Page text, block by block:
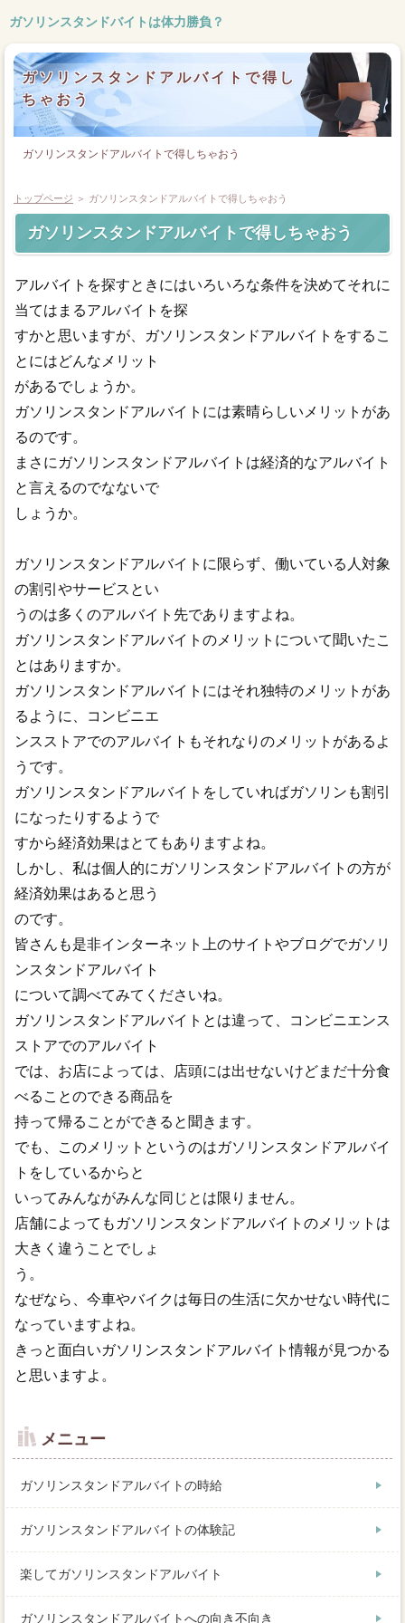
ガソリンスタンドバイトは体力勝負？
ガソリンスタンドアルバイトで得し
ちゃおう
ガソリンスタンドアルバイトで得しちゃおう
トップページ ＞ ガソリンスタンドアルバイトで得しちゃおう
ガソリンスタンドアルバイトで得しちゃおう
アルバイトを探すときにはいろいろな条件を決めてそれに
当てはまるアルバイトを探
すかと思いますが、ガソリンスタンドアルバイトをするこ
とにはどんなメリット
があるでしょうか。
ガソリンスタンドアルバイトには素晴らしいメリットがあ
るのです。
まさにガソリンスタンドアルバイトは経済的なアルバイト
と言えるのでなないで
しょうか。
ガソリンスタンドアルバイトに限らず、働いている人対象
の割引やサービスとい
うのは多くのアルバイト先でありますよね。
ガソリンスタンドアルバイトのメリットについて聞いたこ
とはありますか。
ガソリンスタンドアルバイトにはそれ独特のメリットがあ
るように、コンビニエ
ンスストアでのアルバイトもそれなりのメリットがあるよ
うです。
ガソリンスタンドアルバイトをしていればガソリンも割引
になったりするようで
すから経済効果はとてもありますよね。
しかし、私は個人的にガソリンスタンドアルバイトの方が
経済効果はあると思う
のです。
皆さんも是非インターネット上のサイトやブログでガソリ
ンスタンドアルバイト
について調べてみてくださいね。
ガソリンスタンドアルバイトとは違って、コンビニエンス
ストアでのアルバイト
では、お店によっては、店頭には出せないけどまだ十分食
べることのできる商品を
持って帰ることができると聞きます。
でも、このメリットというのはガソリンスタンドアルバイ
トをしているからと
いってみんながみんな同じとは限りません。
店舗によってもガソリンスタンドアルバイトのメリットは
大きく違うことでしょ
う。
なぜなら、今車やバイクは毎日の生活に欠かせない時代に
なっていますよね。
きっと面白いガソリンスタンドアルバイト情報が見つかる
と思いますよ。
メニュー
ガソリンスタンドアルバイトの時給
ガソリンスタンドアルバイトの体験記
楽してガソリンスタンドアルバイト
ガソリンスタンドアルバイトへの向き不向き